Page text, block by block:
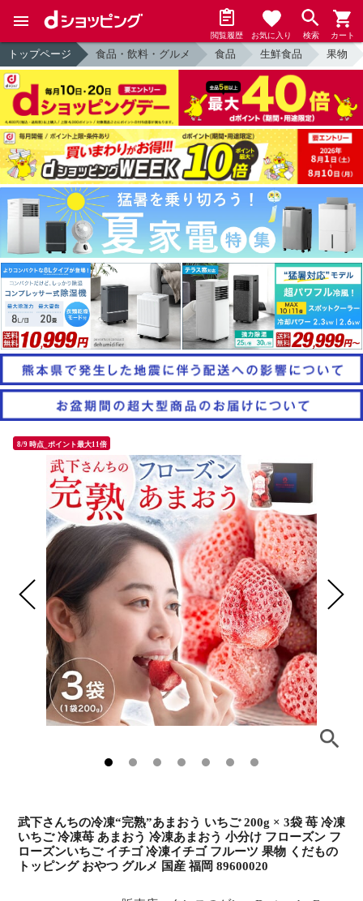
閲覧履歴 お気に入り 検索 カート
トップページ 食品・飲料・グルメ 食品 生鮮食品 果物
8/9 時点_ポイント最大11倍
武下さんちの冷凍“完熟”あまおう いちご 200g × 3袋 苺 冷凍
いちご 冷凍苺 あまおう 冷凍あまおう 小分け フローズン フ
ローズンいちご イチゴ 冷凍イチゴ フルーツ 果物 くだもの
トッピング おやつ グルメ 国産 福岡 89600020